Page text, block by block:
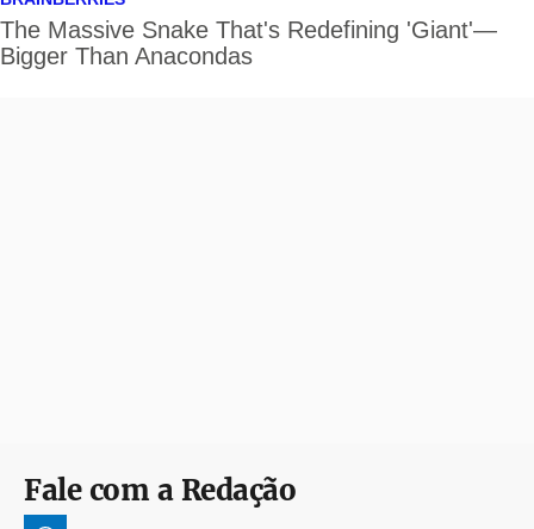
Fale com a Redação